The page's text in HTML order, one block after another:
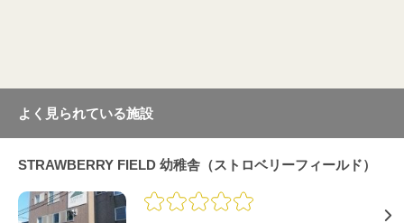
よく見られている施設
STRAWBERRY FIELD 幼稚舎（ストロベリーフィールド）